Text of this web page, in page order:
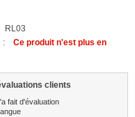
RL03
:
Ce produit n'est plus en
clients
fait d'évaluation